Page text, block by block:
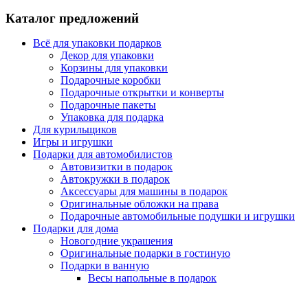
Каталог предложений
Всё для упаковки подарков
Декор для упаковки
Корзины для упаковки
Подарочные коробки
Подарочные открытки и конверты
Подарочные пакеты
Упаковка для подарка
Для курильщиков
Игры и игрушки
Подарки для автомобилистов
Автовизитки в подарок
Автокружки в подарок
Аксессуары для машины в подарок
Оригинальные обложки на права
Подарочные автомобильные подушки и игрушки
Подарки для дома
Новогодние украшения
Оригинальные подарки в гостиную
Подарки в ванную
Весы напольные в подарок